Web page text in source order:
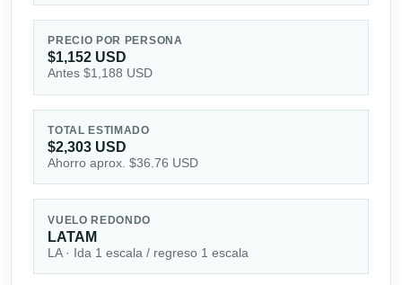
PRECIO POR PERSONA
$1,152 USD
Antes $1,188 USD
TOTAL ESTIMADO
$2,303 USD
Ahorro aprox. $36.76 USD
VUELO REDONDO
LATAM
LA · Ida 1 escala / regreso 1 escala